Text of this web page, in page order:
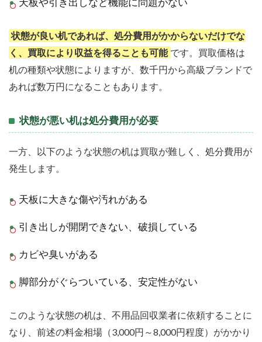
状態が良い机であれば、処分費用がかからないだけでな
く、買取により収益を得ることも可能 です。買取価格は
机の種類や状態によりますが、数千円から高級ブランドで
あれば数万円になることもあります。
状態が悪い机は処分費用が必要
一方、以下のような状態の机は買取が難しく、処分費用が
発生します。
天板に大きな傷や汚れがある
引き出しが開閉できない、破損している
カビや臭いがある
脚部分がぐらついている、安定性がない
このような状態の机は、不用品回収業者に依頼することに
なり、前述の料金相場（3,000円～8,000円程度）がかかり